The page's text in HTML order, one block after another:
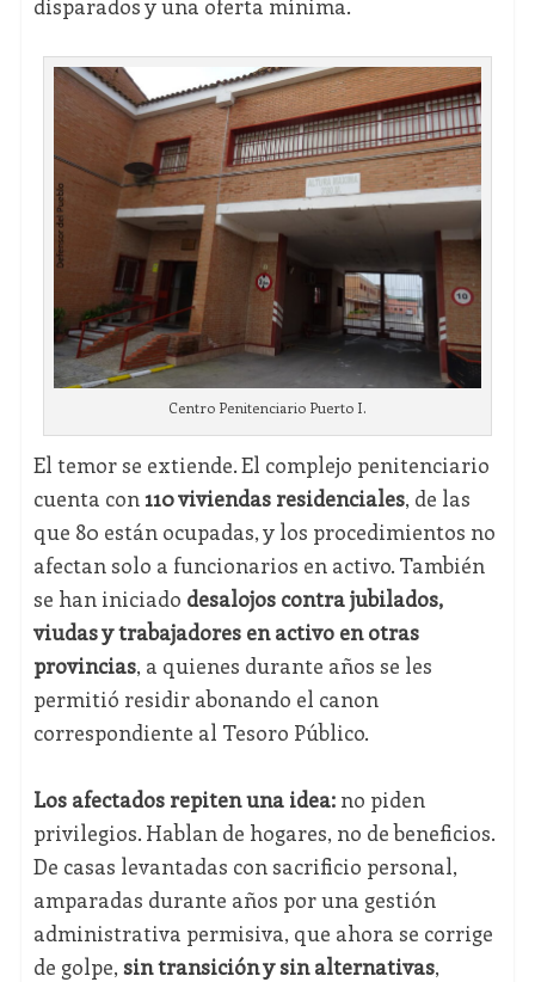
disparados y una oferta mínima.
Centro Penitenciario Puerto I.
El temor se extiende. El complejo penitenciario
cuenta con110 viviendas residenciales, de las
que 80 están ocupadas, y los procedimientos no
afectan solo a funcionarios en activo. También
se han iniciado desalojos contra jubilados,
viudas y trabajadores en activo en otras
provincias, a quienes durante años se les
permitió residir abonando el canon
correspondiente al Tesoro Público.
Los afectados repiten una idea:no piden
privilegios. Hablan de hogares, no de beneficios.
De casas levantadas con sacrificio personal,
amparadas durante años por una gestión
administrativa permisiva, que ahora se corrige
de golpe, sin transición y sin alternativas,